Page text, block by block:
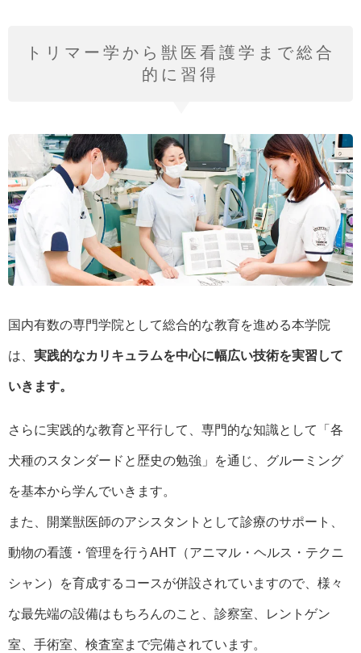
トリマー学から獣医看護学まで総合
的に習得
国内有数の専門学院として総合的な教育を進める本学院
は、 実践的なカリキュラムを中心に幅広い技術を実習して
いきます。
さらに実践的な教育と平行して、専門的な知識として「各
犬種のスタンダードと歴史の勉強」を通じ、グルーミング
を基本から学んでいきます。
また、開業獣医師のアシスタントとして診療のサポート、
動物の看護・管理を行うAHT（アニマル・ヘルス・テクニ
シャン）を育成するコースが併設されていますので、様々
な最先端の設備はもちろんのこと、診察室、レントゲン
室、手術室、検査室まで完備されています。